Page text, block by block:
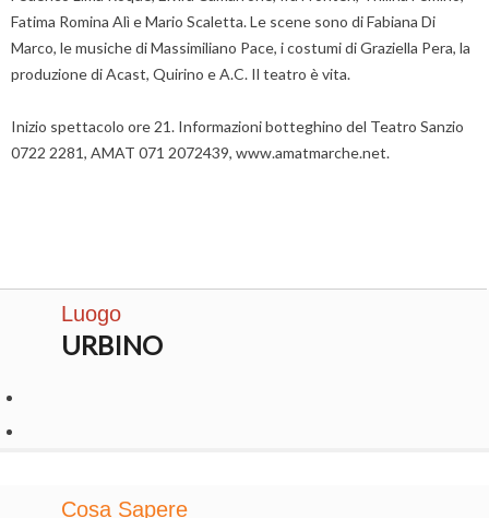
Fatima Romina Alì e Mario Scaletta. Le scene sono di Fabiana Di
Marco, le musiche di Massimiliano Pace, i costumi di Graziella Pera, la
produzione di Acast, Quirino e A.C. Il teatro è vita.
Inizio spettacolo ore 21. Informazioni botteghino del Teatro Sanzio
0722 2281, AMAT 071 2072439, www.amatmarche.net.
Luogo
URBINO
Cosa Sapere